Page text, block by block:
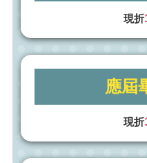
現折
應屆
現折